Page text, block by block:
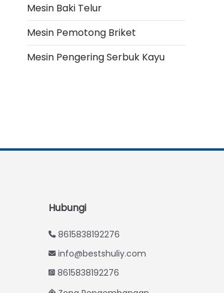
Mesin Baki Telur
Mesin Pemotong Briket
Mesin Pengering Serbuk Kayu
Hubungi
8615838192276
info@bestshuliy.com
8615838192276
Hindi
Urdu
Greek